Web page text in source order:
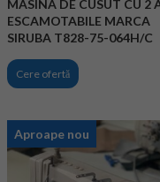
MASINA DE CUSUT CU 2
ESCAMOTABILE MARCA
SIRUBA T828-75-064H/C
Cere ofertă
Aproape nou